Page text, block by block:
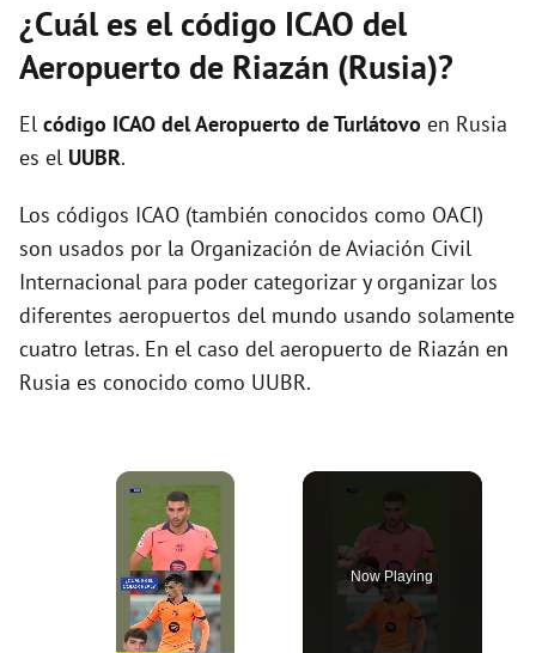
¿Cuál es el código ICAO del
Aeropuerto de Riazán (Rusia)?
El código ICAO delAeropuerto de Turlátovo en Rusia
es el UUBR.
Los códigos ICAO (también conocidos como OACI)
son usados por la Organización de Aviación Civil
Internacional para poder categorizar y organizar los
diferentes aeropuertos del mundo usando solamente
cuatro letras. En el caso del aeropuerto de Riazán en
Rusia es conocido como UUBR.
×
Now Playing